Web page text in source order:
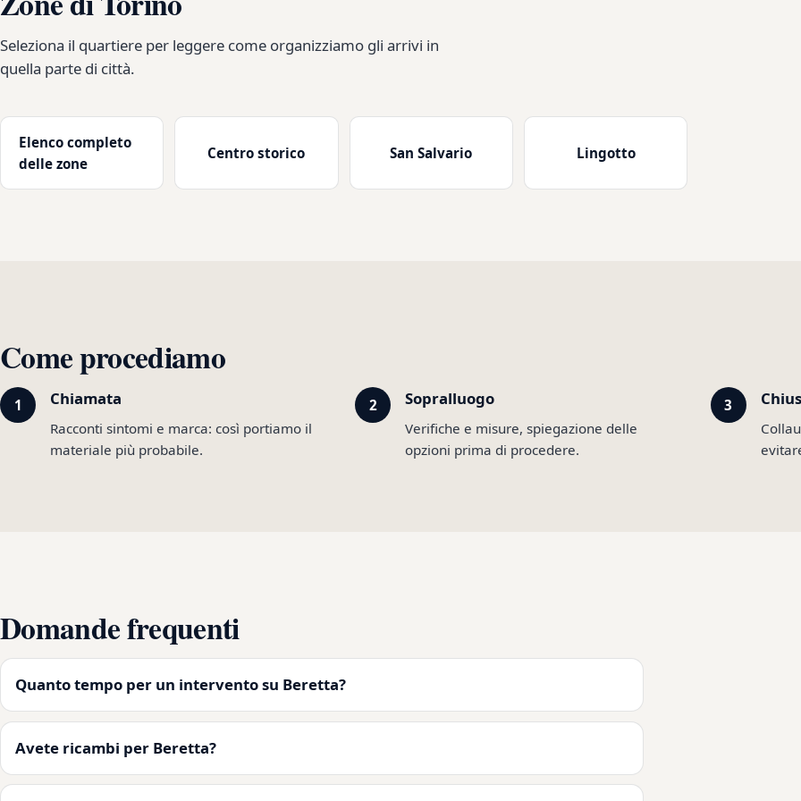
Seleziona il quartiere per leggere come organizziamo gli arrivi in
quella parte di città.
Elenco completo
delle zone
Centro storico San Salvario Lingotto
Come procediamo
Chiamata
Racconti sintomi e marca: così portiamo il
materiale più probabile.
Sopralluogo
Verifiche e misure, spiegazione delle
opzioni prima di procedere.
Domande frequenti
Quanto tempo per un intervento su Beretta?
Avete ricambi per Beretta?